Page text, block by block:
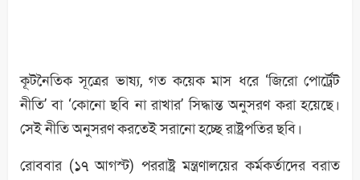
কূটনৈতিক সূত্রের ভাষ্য, গত কয়েক মাস ধরে ‘জিরো পোর্ট্রেট
নীতি’ বা ‘কোনো ছবি না রাখার’ সিদ্ধান্ত অনুসরণ করা হয়েছে।
সেই নীতি অনুসরণ করতেই সরানো হচ্ছে রাষ্ট্রপতির ছবি।
রোববার (১৭ আগস্ট) পররাষ্ট্র মন্ত্রণালয়ের কর্মকর্তাদের বরাত